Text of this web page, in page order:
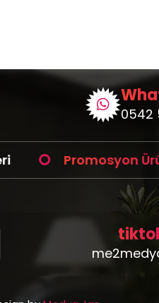
0542
Promosyon Ürünleri